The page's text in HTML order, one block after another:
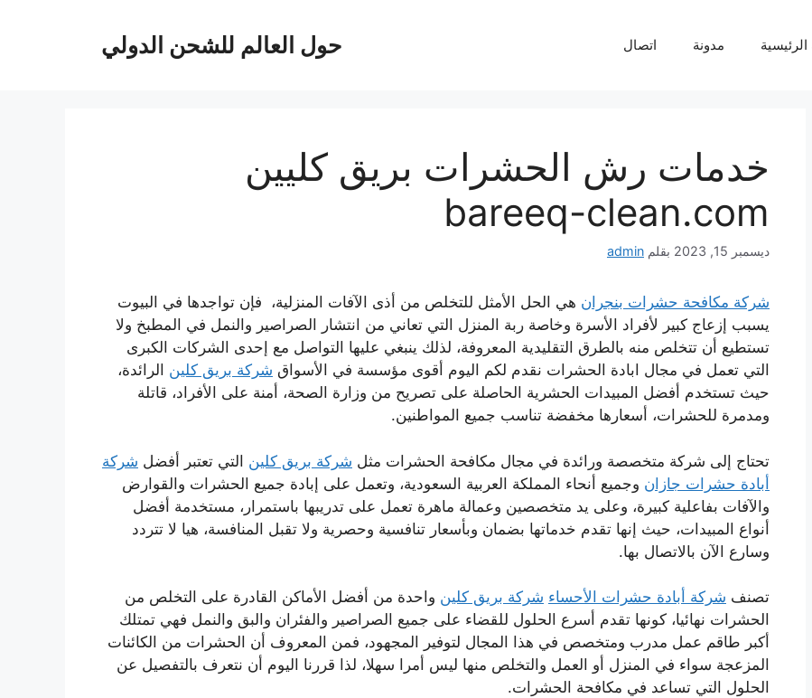
حول العالم للشحن الدولي مدونة اتصال
خدمات رش الحشرات بريق كليين
bareeq-clean.com
ديسمبر 15, 2023 بقلم admin
شركة مكافحة حشرات بنجران هي الحل الأمثل للتخلص من أذى الآفات المنزلية، فإن تواجدها في البيوت
يسبب إزعاج كبير لأفراد الأسرة وخاصة ربة المنزل التي تعاني من انتشار الصراصير والنمل في المطبخ ولا
تستطيع أن تتخلص منه بالطرق التقليدية المعروفة، لذلك ينبغي عليها التواصل مع إحدى الشركات الكبرى
التي تعمل في مجال ابادة الحشرات نقدم لكم اليوم أقوى مؤسسة في الأسواق شركة بريق كلين الرائدة،
حيث تستخدم أفضل المبيدات الحشرية الحاصلة على تصريح من وزارة الصحة، أمنة على الأفراد، قاتلة
ومدمرة للحشرات، أسعارها مخفضة تناسب جميع المواطنين.
تحتاج إلى شركة متخصصة ورائدة في مجال مكافحة الحشرات مثل شركة بريق كلين التي تعتبر أفضل شركة
أبادة حشرات جازان وجميع أنحاء المملكة العربية السعودية، وتعمل على إبادة جميع الحشرات والقوارض
والآفات بفاعلية كبيرة، وعلى يد متخصصين وعمالة ماهرة تعمل على تدريبها باستمرار، مستخدمة أفضل
أنواع المبيدات، حيث إنها تقدم خدماتها بضمان وبأسعار تنافسية وحصرية ولا تقبل المنافسة، هيا لا تتردد
وسارع الآن بالاتصال بها.
تصنف شركة أبادة حشرات الأحساء شركة بريق كلين واحدة من أفضل الأماكن القادرة على التخلص من
الحشرات نهائيا، كونها تقدم أسرع الحلول للقضاء على جميع الصراصير والفئران والبق والنمل فهي تمتلك
أكبر طاقم عمل مدرب ومتخصص في هذا المجال لتوفير المجهود، فمن المعروف أن الحشرات من الكائنات
المزعجة سواء في المنزل أو العمل والتخلص منها ليس أمرا سهلا، لذا قررنا اليوم أن نتعرف بالتفصيل عن
الحلول التي تساعد في مكافحة الحشرات.